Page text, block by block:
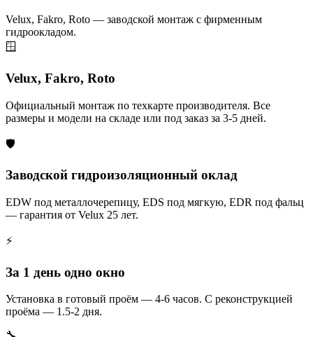
Velux, Fakro, Roto — заводской монтаж с фирменным
гидроокладом.
🪟
Velux, Fakro, Roto
Официальный монтаж по техкарте производителя. Все
размеры и модели на складе или под заказ за 3-5 дней.
🛡️
Заводской гидроизоляционный оклад
EDW под металлочерепицу, EDS под мягкую, EDR под фальц
— гарантия от Velux 25 лет.
⚡
За 1 день одно окно
Установка в готовый проём — 4-6 часов. С реконструкцией
проёма — 1.5-2 дня.